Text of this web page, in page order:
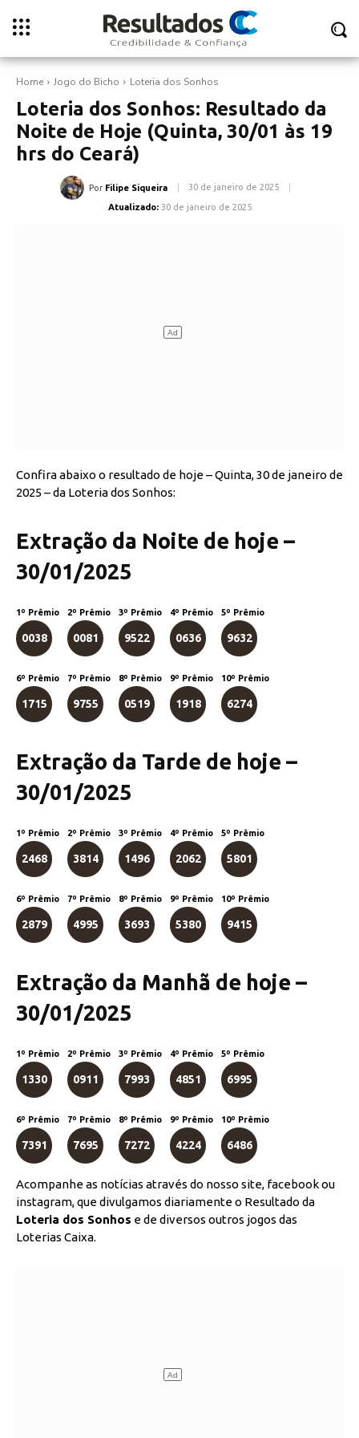
Home Jogo do Bicho Loteria dos Sonhos
Loteria dos Sonhos: Resultado da
Noite de Hoje (Quinta, 30/01 às 19
hrs do Ceará)
Por Filipe Siqueira 30 de janeiro de 2025
Atualizado: 30 de janeiro de 2025
Confira abaixo o resultado de hoje – Quinta, 30 de janeiro de
2025 – da Loteria dos Sonhos:
Extração da Noite de hoje –
30/01/2025
1º Prêmio
0038
2º Prêmio
0081
3º Prêmio
9522
4º Prêmio
0636
5º Prêmio
9632
6º Prêmio
1715
7º Prêmio
9755
8º Prêmio
0519
9º Prêmio
1918
10º Prêmio
6274
Extração da Tarde de hoje –
30/01/2025
1º Prêmio
2468
2º Prêmio
3814
3º Prêmio
1496
4º Prêmio
2062
5º Prêmio
5801
6º Prêmio
2879
7º Prêmio
4995
8º Prêmio
3693
9º Prêmio
5380
10º Prêmio
9415
Extração da Manhã de hoje –
30/01/2025
1º Prêmio
1330
2º Prêmio
0911
3º Prêmio
7993
4º Prêmio
4851
5º Prêmio
6995
6º Prêmio
7391
7º Prêmio
7695
8º Prêmio
7272
9º Prêmio
4224
10º Prêmio
6486
Acompanhe as notícias através do nosso site, facebook ou
instagram, que divulgamos diariamente o Resultado da
Loteria dos Sonhos e de diversos outros jogos das
Loterias Caixa.